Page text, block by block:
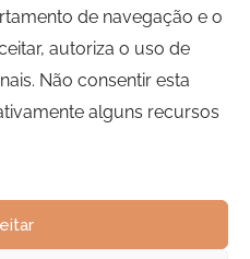
de navegação e o
autoriza o uso de
Não consentir esta
alguns recursos
feira | 09h00 às 17h00